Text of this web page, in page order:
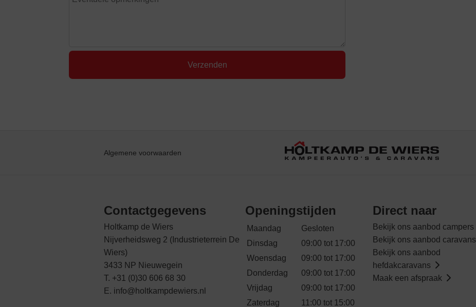
Algemene voorwaarden
Contactgegevens
Holtkamp de Wiers
Nijverheidsweg 2 (Industrieterrein De
Wiers)
3433 NP Nieuwegein
T. +31 (0)30 606 68 30
E. info@holtkampdewiers.nl
Openingstijden
Maandag
Gesloten
Dinsdag
09:00 tot 17:00
Woensdag
09:00 tot 17:00
Donderdag
09:00 tot 17:00
Vrijdag
09:00 tot 17:00
Zaterdag
11:00 tot 15:00
Direct naar
Bekijk ons aanbod campers
Bekijk ons aanbod caravans
Bekijk ons aanbod
hefdakcaravans
Maak een afspraak